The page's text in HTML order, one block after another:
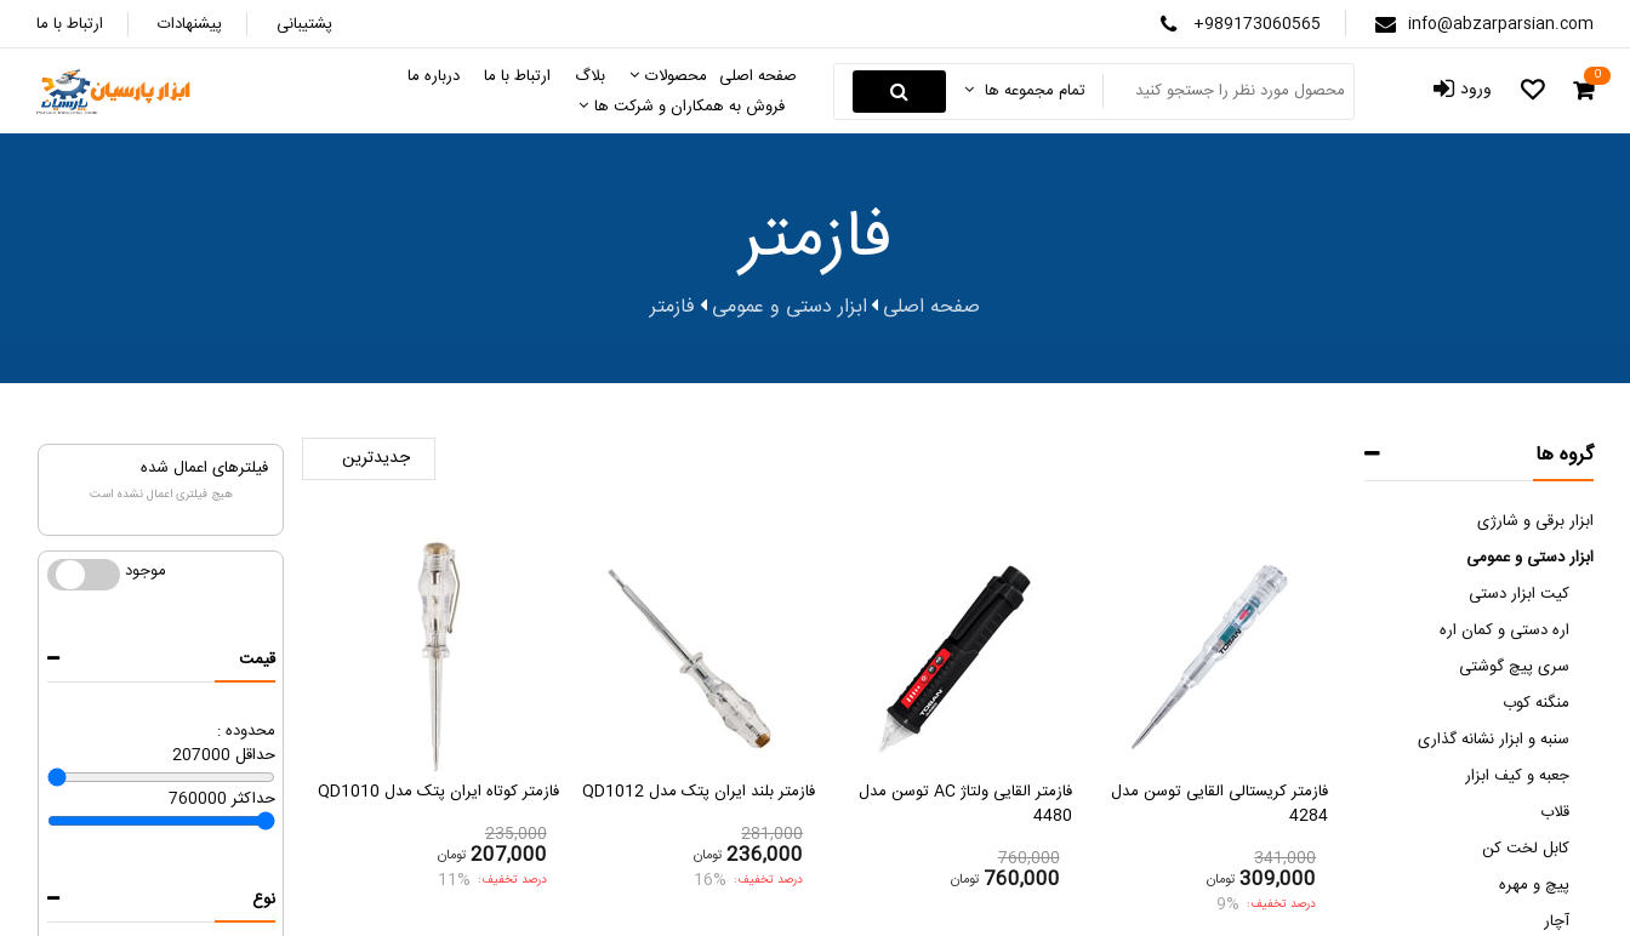
ارتباط با ما پیشنهادات پشتیبانی +989173060565
info@abzarparsian.com
صفحه اصلی محصولات بلاگ ارتباط با ما
درباره ما
فروش به همکاران و شرکت ها
تمام مجموعه ها ورود 0
فازمتر
صفحه اصلی ابزار دستی و عمومی فازمتر
فیلترهای اعمال شده
هیچ فیلتری اعمال نشده است
موجود موجود
قیمت
محدوده :
207000 حداقل
760000 حداکثر
نوع
فازمتر کریستالی القایی توسن مدل
4284
341,000
309,000 تومان
درصد تخفیف: 9%
فازمتر القایی ولتاژ AC توسن مدل
4480
760,000
760,000 تومان
فازمتر بلند ایران پتک مدل QD1012
281,000
236,000 تومان
درصد تخفیف: 16%
فازمتر کوتاه ایران پتک مدل QD1010
235,000
207,000 تومان
درصد تخفیف: 11%
گروه ها
ابزار برقی و شارژی
ابزار دستی و عمومی
کیت ابزار دستی
اره دستی و کمان اره
سری پیچ گوشتی
منگنه کوب
سنبه و ابزار نشانه گذاری
جعبه و کیف ابزار
قلاب
کابل لخت کن
پیچ و مهره
آچار